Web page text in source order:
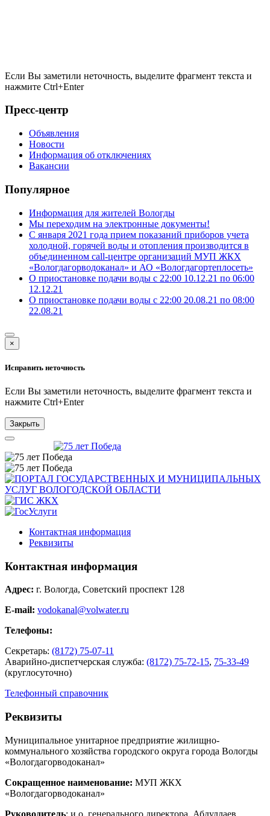
Если Вы заметили неточность, выделите фрагмент текста и
нажмите Ctrl+Enter
Пресс-центр
Объявления
Новости
Информация об отключениях
Вакансии
Популярное
Информация для жителей Вологды
Мы переходим на электронные документы!
С января 2021 года прием показаний приборов учета
холодной, горячей воды и отопления производится в
объединенном call-центре организаций МУП ЖКХ
«Вологдагорводоканал» и АО «Вологдагортеплосеть»
О приостановке подачи воды с 22:00 10.12.21 по 06:00
12.12.21
О приостановке подачи воды с 22:00 20.08.21 по 08:00
22.08.21
×
Исправить неточность
Если Вы заметили неточность, выделите фрагмент текста и
нажмите Ctrl+Enter
Закрыть
Контактная информация
Реквизиты
Контактная информация
Адрес: г. Вологда, Советский проспект 128
E-mail: vodokanal@volwater.ru
Телефоны:
Секретарь: (8172) 75-07-11
Аварийно-диспетчерская служба: (8172) 75-72-15, 75-33-49
(круглосуточно)
Телефонный справочник
Реквизиты
Муниципальное унитарное предприятие жилищно-
коммунального хозяйства городского округа города Вологды
«Вологдагорводоканал»
Сокращенное наименование: МУП ЖКХ
«Вологдагорводоканал»
Руководитель: и.о. генерального директора, Абдуллаев